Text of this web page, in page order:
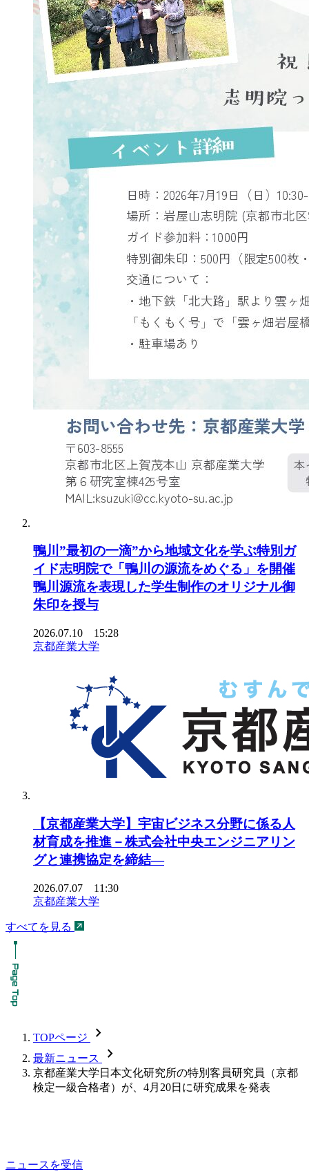
鴨川”最初の一滴”から地域文化を学ぶ特別ガ
イド志明院で「鴨川の源流をめぐる」を開催
鴨川源流を表現した学生制作のオリジナル御
朱印を授与
2026.07.10 15:28
京都産業大学
【京都産業大学】宇宙ビジネス分野に係る人
材育成を推進－株式会社中央エンジニアリン
グと連携協定を締結―
2026.07.07 11:30
京都産業大学
すべてを見る
TOPページ chevron_forward
最新ニュース chevron_forward
京都産業大学日本文化研究所の特別客員研究員（京都
検定一級合格者）が、4月20日に研究成果を発表
ニュースを受信